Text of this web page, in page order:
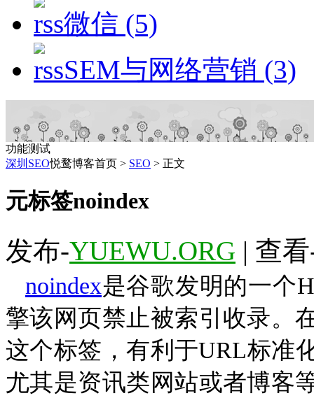
微信 (5)
SEM与网络营销 (3)
功能测试
深圳SEO悦鹜博客首页 > SEO > 正文
元标签noindex
发布-YUEWU.ORG | 查
noindex是谷歌发明的一个
擎该网页禁止被索引收录。
这个标签，有利于URL标准
尤其是资讯类网站或者博客